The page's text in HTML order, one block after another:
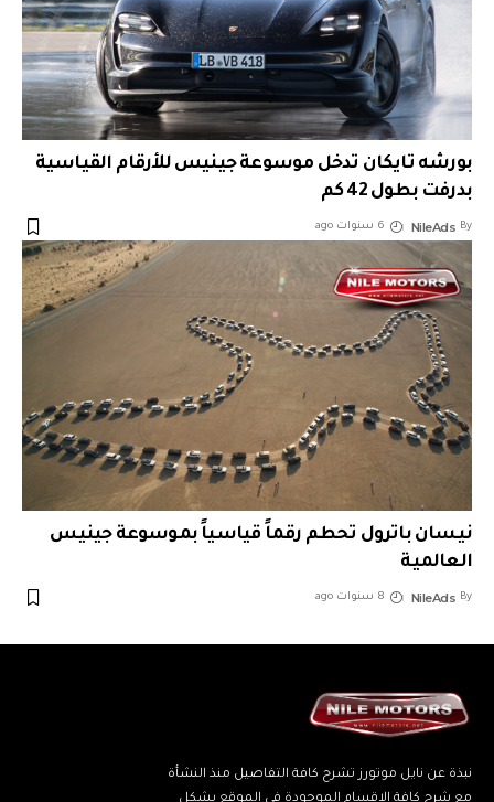
بورشه تايكان تدخل موسوعة جينيس للأرقام القياسية
بدرفت بطول 42 كم
By
NileAds 6 سنوات ago
نيسان باترول تحطم رقماً قياسياً بموسوعة جينيس
العالمية
By
NileAds 8 سنوات ago
نبذة عن نايل موتورز تشرح كافة التفاصيل منذ النشأة